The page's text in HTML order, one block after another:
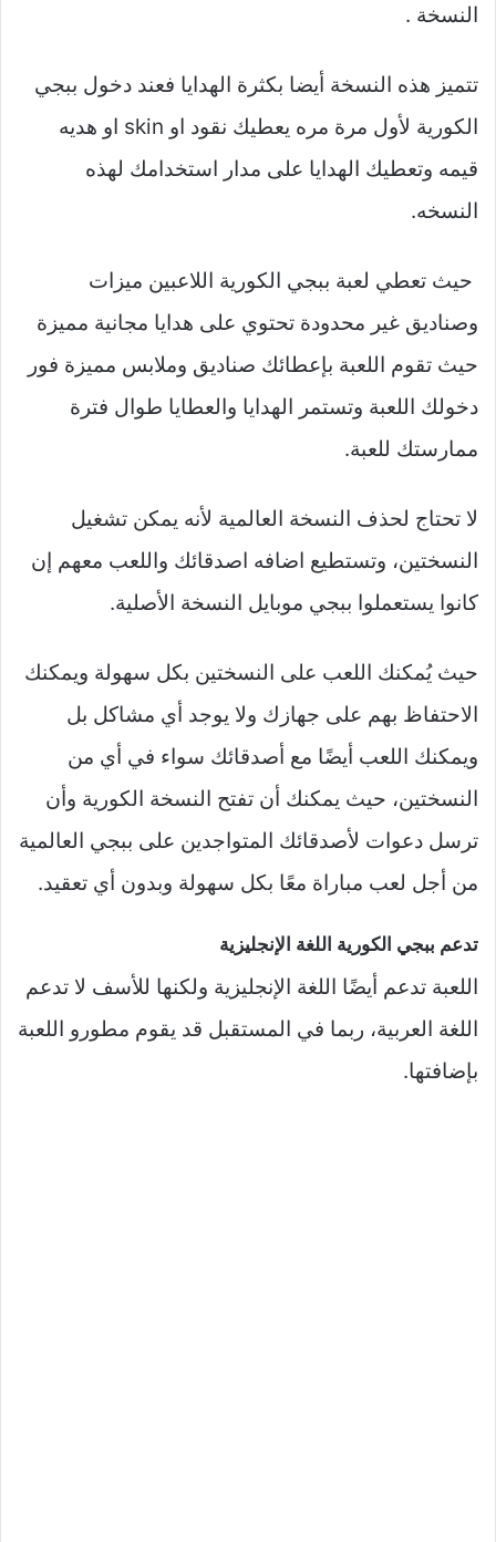
النسخة .
تتميز هذه النسخة أيضا بكثرة الهدايا فعند دخول ببجي
الكورية لأول مرة مره يعطيك نقود او skin او هديه
قيمه وتعطيك الهدايا على مدار استخدامك لهذه
النسخه.
حيث تعطي لعبة ببجي الكورية اللاعبين ميزات
وصناديق غير محدودة تحتوي على هدايا مجانية مميزة
حيث تقوم اللعبة بإعطائك صناديق وملابس مميزة فور
دخولك اللعبة وتستمر الهدايا والعطايا طوال فترة
ممارستك للعبة.
لا تحتاج لحذف النسخة العالمية لأنه يمكن تشغيل
النسختين، وتستطيع اضافه اصدقائك واللعب معهم إن
كانوا يستعملوا ببجي موبايل النسخة الأصلية.
حيث يُمكنك اللعب على النسختين بكل سهولة ويمكنك
الاحتفاظ بهم على جهازك ولا يوجد أي مشاكل بل
ويمكنك اللعب أيضًا مع أصدقائك سواء في أي من
النسختين، حيث يمكنك أن تفتح النسخة الكورية وأن
ترسل دعوات لأصدقائك المتواجدين على ببجي العالمية
من أجل لعب مباراة معًا بكل سهولة وبدون أي تعقيد.
تدعم ببجي الكورية اللغة الإنجليزية
اللعبة تدعم أيضًا اللغة الإنجليزية ولكنها للأسف لا تدعم
اللغة العربية، ربما في المستقبل قد يقوم مطورو اللعبة
بإضافتها.